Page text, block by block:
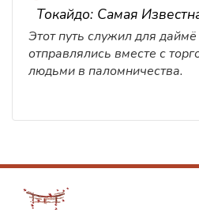
Токайдо: Самая
Этот путь служил для
отправлялись вместе с
людьми в паломничества.